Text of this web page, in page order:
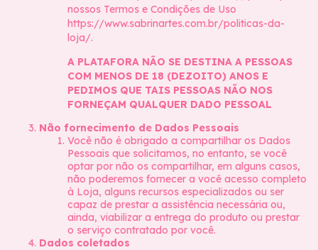
nossos Termos e Condições de Uso
https://www.sabrinartes.com.br/politicas-da-
loja/.
A PLATAFORA NÃO SE DESTINA A PESSOAS
COM MENOS DE 18 (DEZOITO) ANOS E
PEDIMOS QUE TAIS PESSOAS NÃO NOS
FORNEÇAM QUALQUER DADO PESSOAL
Não fornecimento de Dados Pessoais
Você não é obrigado a compartilhar os Dados
Pessoais que solicitamos, no entanto, se você
optar por não os compartilhar, em alguns casos,
não poderemos fornecer a você acesso completo
à Loja, alguns recursos especializados ou ser
capaz de prestar a assistência necessária ou,
ainda, viabilizar a entrega do produto ou prestar
o serviço contratado por você.
Dados coletados